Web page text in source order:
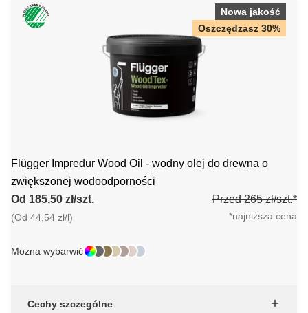
Nowa jakość
Oszczędzasz 30%
Flügger Impredur Wood Oil - wodny olej do drewna o
zwiększonej wodoodporności
Od 185,50 zł/szt.
(Od 44,54 zł/l)
Przed 265 zł/szt.*
*najniższa cena
Można wybarwić
Cechy szczególne